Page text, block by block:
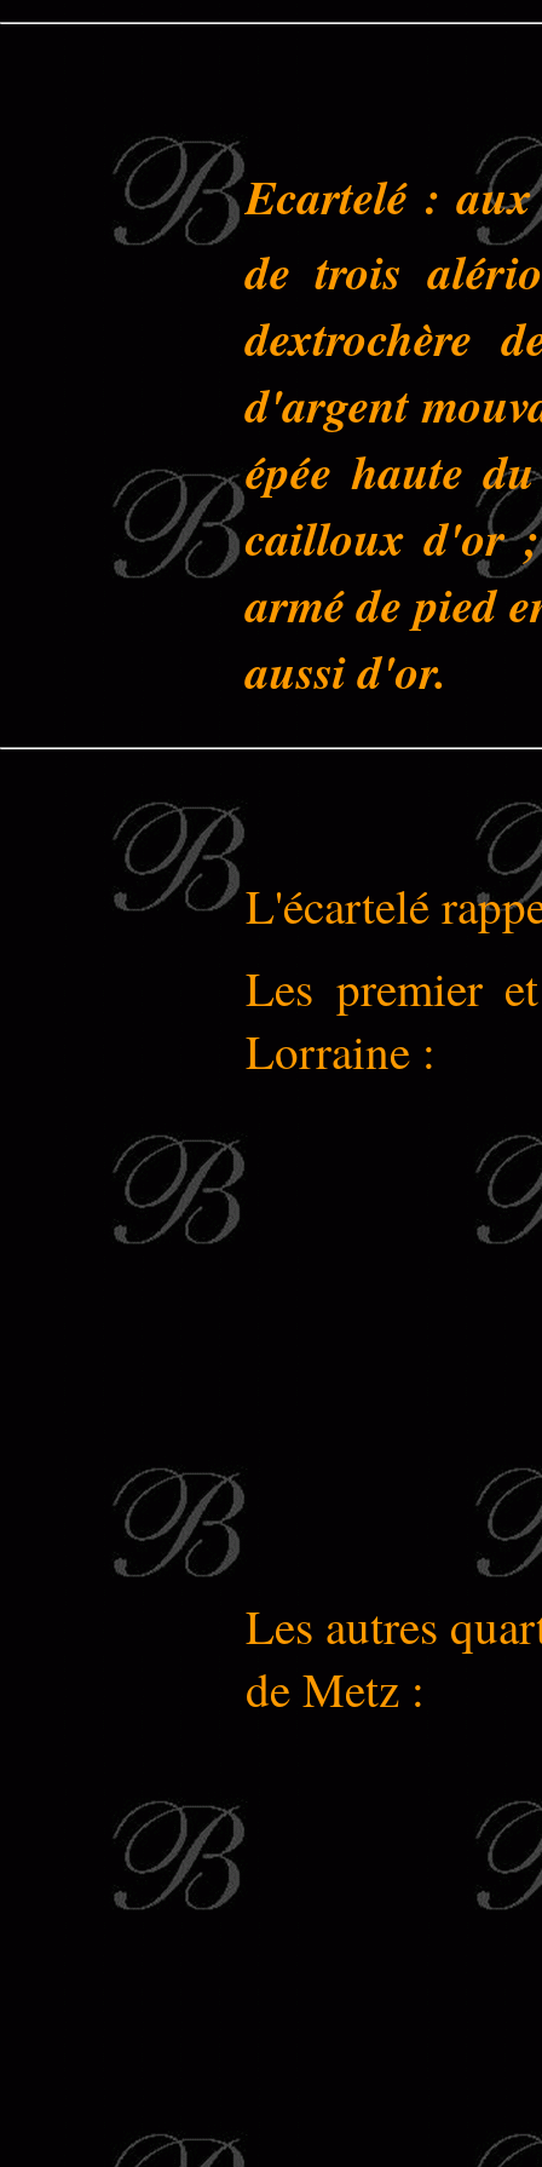
Ecartelé :
de trois
dextrochère
d'argent
épée haute
cailloux d'or
armé de pied
aussi d'or.
L'écartelé
Les premier
Lorraine :
Les autres
de Metz :